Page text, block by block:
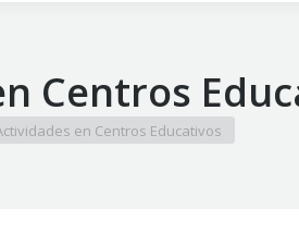
Centros
en Centros Educativos